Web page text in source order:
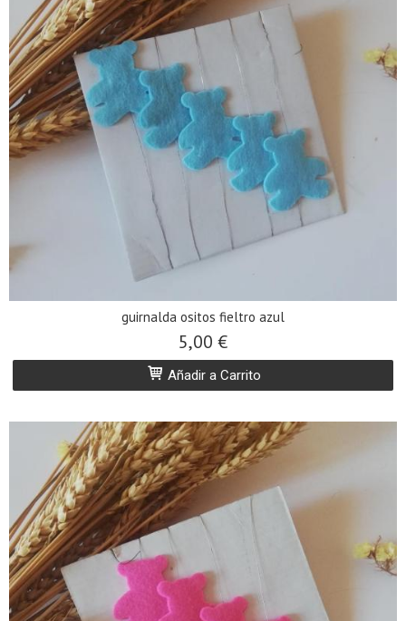
guirnalda ositos fieltro azul
5,00 €
Añadir a Carrito